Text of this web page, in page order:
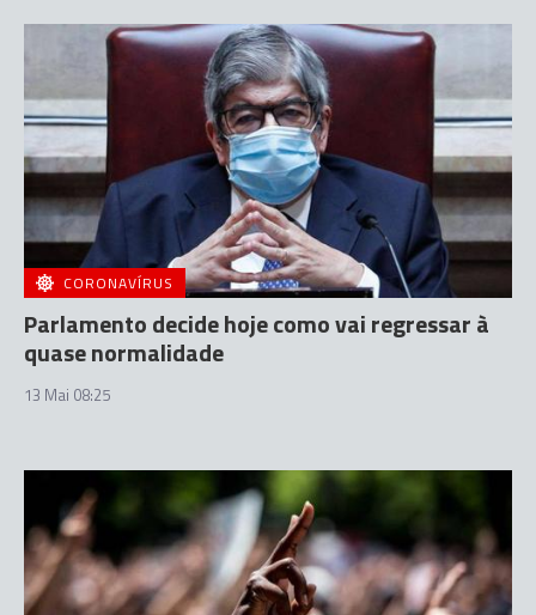
CORONAVÍRUS
Parlamento decide hoje como vai regressar à
quase normalidade
13 Mai 08:25